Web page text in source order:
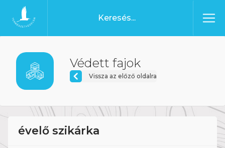
Ugrás a tartalomhoz
Főoldal
Védett fajok
Vissza az előző oldalra
évelő szikárka